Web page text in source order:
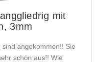
mit
3mm
angekommen!! Sie
schön aus!! Wie